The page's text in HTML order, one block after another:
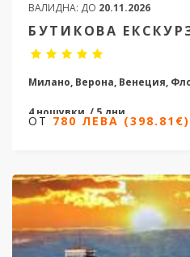
ВАЛИДНА: ДО 20.11.2026
БУТИКОВА
Милано, Верона, Венеция,
4 нощувки / 5 дни
ОТ780 ЛЕВА
ОТ 780 ЛЕВА (398.81€)